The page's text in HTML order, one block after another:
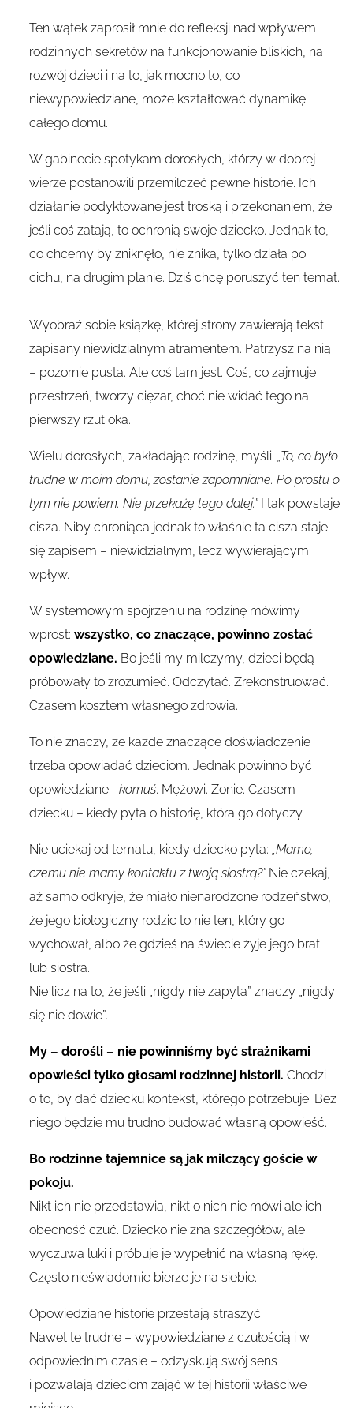
Ten wątek zaprosił mnie do refleksji nad wpływem
rodzinnych sekretów na funkcjonowanie bliskich, na
rozwój dzieci i na to, jak mocno to, co
niewypowiedziane, może kształtować dynamikę
całego domu.
W gabinecie spotykam dorosłych, którzy w dobrej
wierze postanowili przemilczeć pewne historie. Ich
działanie podyktowane jest troską i przekonaniem, że
jeśli coś zatają, to ochronią swoje dziecko. Jednak to,
co chcemy by zniknęło, nie znika, tylko działa po
cichu, na drugim planie. Dziś chcę poruszyć ten temat.
Wyobraź sobie książkę, której strony zawierają tekst
zapisany niewidzialnym atramentem. Patrzysz na nią
– pozornie pusta. Ale coś tam jest. Coś, co zajmuje
przestrzeń, tworzy ciężar, choć nie widać tego na
pierwszy rzut oka.
Wielu dorosłych, zakładając rodzinę, myśli:„To, co było
trudne w moim domu, zostanie zapomniane. Po prostu o
tym nie powiem. Nie przekażę tego dalej.”I tak powstaje
cisza. Niby chroniąca jednak to właśnie ta cisza staje
się zapisem – niewidzialnym, lecz wywierającym
wpływ.
W systemowym spojrzeniu na rodzinę mówimy
wprost:wszystko, co znaczące, powinno zostać
opowiedziane. Bo jeśli my milczymy, dzieci będą
próbowały to zrozumieć. Odczytać. Zrekonstruować.
Czasem kosztem własnego zdrowia.
To nie znaczy, że każde znaczące doświadczenie
trzeba opowiadać dzieciom. Jednak powinno być
opowiedziane –komuś. Mężowi. Żonie. Czasem
dziecku – kiedy pyta o historię, która go dotyczy.
Nie uciekaj od tematu, kiedy dziecko pyta:„Mamo,
czemu nie mamy kontaktu z twoją siostrą?” Nie czekaj,
aż samo odkryje, że miało nienarodzone rodzeństwo,
że jego biologiczny rodzic to nie ten, który go
wychował, albo że gdzieś na świecie żyje jego brat
lub siostra.
Nie licz na to, że jeśli „nigdy nie zapyta” znaczy „nigdy
się nie dowie”.
My – dorośli – nie powinniśmy być strażnikami
opowieści tylko głosami rodzinnej historii. Chodzi
o to, by dać dziecku kontekst, którego potrzebuje. Bez
niego będzie mu trudno budować własną opowieść.
Bo rodzinne tajemnice są jak milczący goście w
pokoju.
Nikt ich nie przedstawia, nikt o nich nie mówi ale ich
obecność czuć. Dziecko nie zna szczegółów, ale
wyczuwa luki i próbuje je wypełnić na własną rękę.
Często nieświadomie bierze je na siebie.
Opowiedziane historie przestają straszyć.
Nawet te trudne – wypowiedziane z czułością i w
odpowiednim czasie – odzyskują swój sens
i pozwalają dzieciom zająć w tej historii właściwe